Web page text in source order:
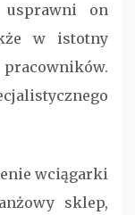
usprawni on
w istotny
wciągarki
sklep,